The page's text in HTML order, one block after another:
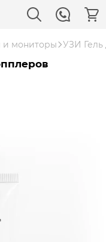
и мониторы УЗИ Гель